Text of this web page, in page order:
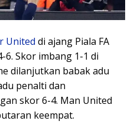
United di ajang Piala FA
Skor imbang 1-1 di
dilanjutkan babak adu
penalti dan
skor 6-4. Man United
keempat.